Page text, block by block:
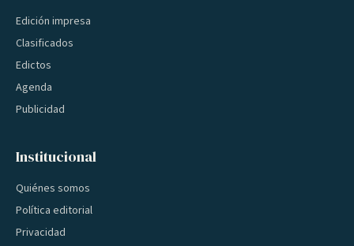
Edición impresa
Clasificados
Edictos
Agenda
Publicidad
Institucional
Quiénes somos
Política editorial
Privacidad